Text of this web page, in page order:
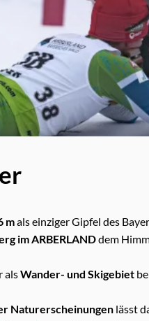
mals einziger Gipfel des
im ARBERLANDdem
alsWander- und Skigebiet
Naturerscheinungen lässt